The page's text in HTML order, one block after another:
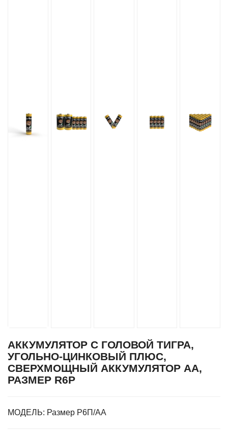
АККУМУЛЯТОР С ГОЛОВОЙ ТИГРА,
УГОЛЬНО-ЦИНКОВЫЙ ПЛЮС,
СВЕРХМОЩНЫЙ АККУМУЛЯТОР AA,
РАЗМЕР R6P
МОДЕЛЬ: Размер Р6П/АА